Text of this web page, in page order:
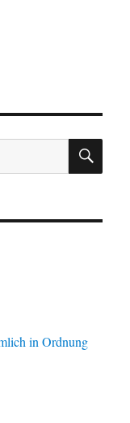
in Ordnung